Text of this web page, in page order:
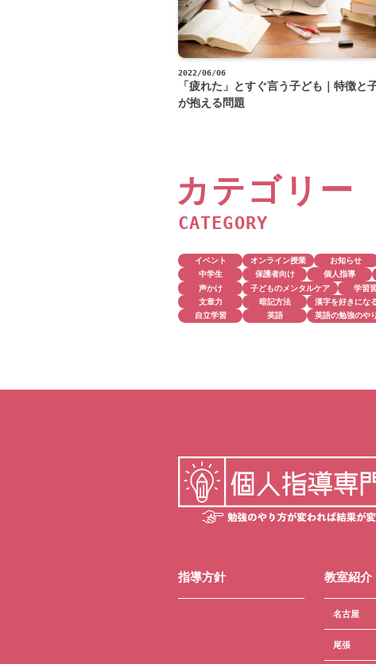
2022/06/06
「疲れた」とすぐ言う子ども｜特徴と
が抱える問題
カテゴリー
CATEGORY
イベント オンライン授業 お知らせ
中学生
保護者向け 個人指導
声かけ
子どものメンタルケア 学習
文章力
暗記方法 漢字を好きにな
自立学習
英語 英語の勉強のや
指導方針 教室紹介
名古屋
尾張